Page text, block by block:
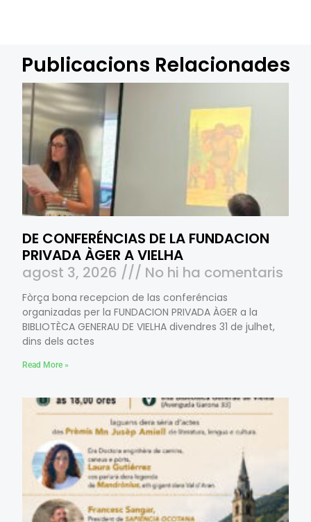
Publicacions Relacionades
DE CONFERÉNCIAS DE LA FUNDACION
PRIVADA ÀGER A VIELHA
agost 3, 2026
No hi ha comentaris
Fòrça bona recepcion de las conferéncias
organizadas per la FUNDACION PRIVADA ÀGER a la
BIBLIOTÈCA GENERAU DE VIELHA divendres 31 de julhet,
dins dels actes
Read More »